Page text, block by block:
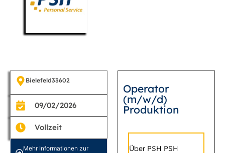
Bielefeld33602
09/02/2026
Vollzeit
Mehr Informationen zur
Operator
(m/w/d)
Produktion
Über PSH PSH